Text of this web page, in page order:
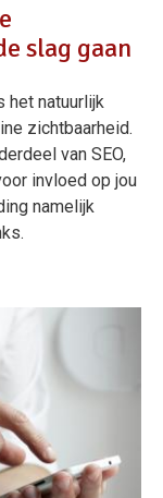
slag gaan
het natuurlijk
zichtbaarheid.
van SEO,
invloed op jou
namelijk